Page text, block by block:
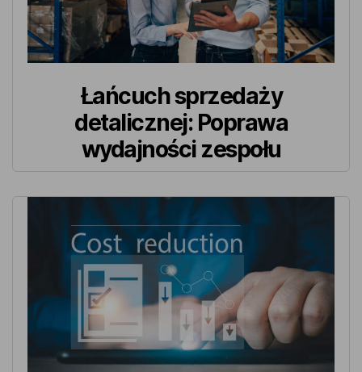
Łańcuch sprzedaży
detalicznej: Poprawa
wydajności zespołu